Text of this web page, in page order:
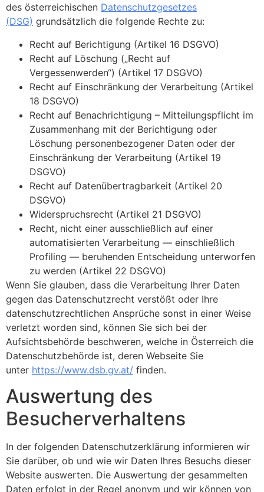
des österreichischen Datenschutzgesetzes
(DSG) grundsätzlich die folgende Rechte zu:
Recht auf Berichtigung (Artikel 16 DSGVO)
Recht auf Löschung („Recht auf
Vergessenwerden“) (Artikel 17 DSGVO)
Recht auf Einschränkung der Verarbeitung (Artikel
18 DSGVO)
Recht auf Benachrichtigung – Mitteilungspflicht im
Zusammenhang mit der Berichtigung oder
Löschung personenbezogener Daten oder der
Einschränkung der Verarbeitung (Artikel 19
DSGVO)
Recht auf Datenübertragbarkeit (Artikel 20
DSGVO)
Widerspruchsrecht (Artikel 21 DSGVO)
Recht, nicht einer ausschließlich auf einer
automatisierten Verarbeitung — einschließlich
Profiling — beruhenden Entscheidung unterworfen
zu werden (Artikel 22 DSGVO)
Wenn Sie glauben, dass die Verarbeitung Ihrer Daten
gegen das Datenschutzrecht verstößt oder Ihre
datenschutzrechtlichen Ansprüche sonst in einer Weise
verletzt worden sind, können Sie sich bei der
Aufsichtsbehörde beschweren, welche in Österreich die
Datenschutzbehörde ist, deren Webseite Sie
unter https://www.dsb.gv.at/ finden.
Auswertung des
Besucherverhaltens
In der folgenden Datenschutzerklärung informieren wir
Sie darüber, ob und wie wir Daten Ihres Besuchs dieser
Website auswerten. Die Auswertung der gesammelten
Daten erfolgt in der Regel anonym und wir können von